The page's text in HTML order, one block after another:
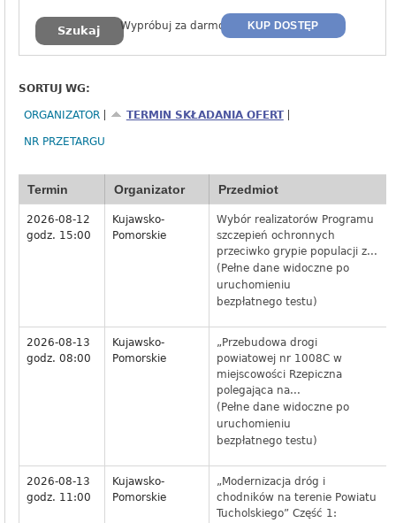
Wypróbuj za darmo KUP DOSTĘP
SORTUJ WG:
ORGANIZATOR TERMIN SKŁADANIA OFERT
NR PRZETARGU
Termin Organizator Przedmiot
2026-08-12
godz. 15:00
Kujawsko-
Pomorskie
Wybór realizatorów Programu
szczepień ochronnych
przeciwko grypie populacji z...
(Pełne dane widoczne po
uruchomieniu
bezpłatnego testu)
2026-08-13
godz. 08:00
Kujawsko-
Pomorskie
„Przebudowa drogi
powiatowej nr 1008C w
miejscowości Rzepiczna
polegająca na...
(Pełne dane widoczne po
uruchomieniu
bezpłatnego testu)
2026-08-13
godz. 11:00
Kujawsko-
Pomorskie
„Modernizacja dróg i
chodników na terenie Powiatu
Tucholskiego” Część 1: